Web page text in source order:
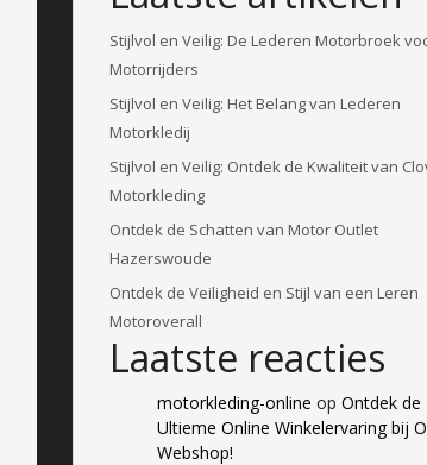
Stijlvol en Veilig: De Lederen Motorbroek
Motorrijders
Stijlvol en Veilig: Het Belang van Lederen
Motorkledij
Stijlvol en Veilig: Ontdek de Kwaliteit van
Motorkleding
Ontdek de Schatten van Motor Outlet
Hazerswoude
Ontdek de Veiligheid en Stijl van een Leren
Motoroverall
Laatste reacties
motorkleding-online op Ontdek de
Ultieme Online Winkelervaring bij
Webshop!